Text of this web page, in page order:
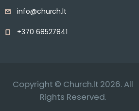
info@church.lt
+370 68527841
Copyright © Church.lt 2026. All
Rights Reserved.